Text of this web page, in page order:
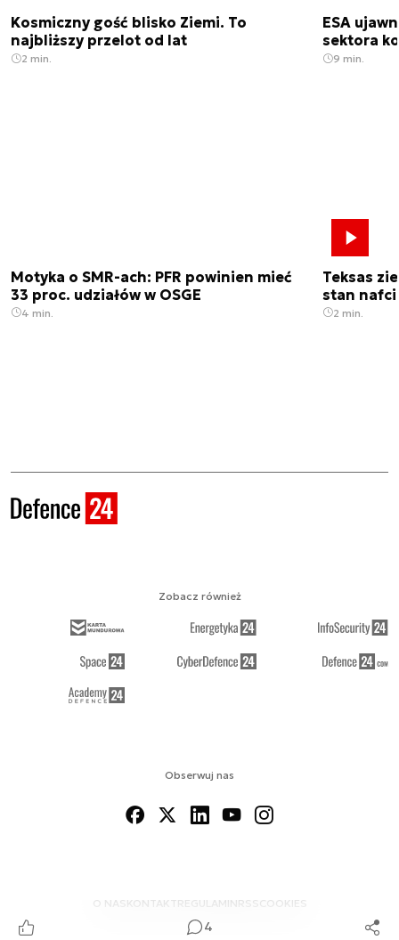
4
Kosmiczny gość blisko Ziemi. To
najbliższy przelot od lat
2 min.
ESA
sektora
9 min.
Motyka o SMR-ach: PFR powinien mieć
33 proc. udziałów w OSGE
4 min.
Teksas
stan
2 min.
Obserwuj nas
O NAS KONTAKTREGULAMINRSS COOKIES
Zobacz również